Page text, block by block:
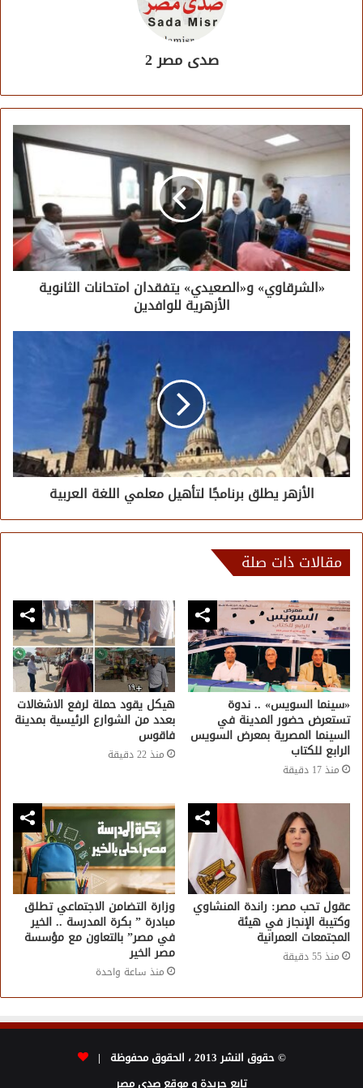
صدى مصر 2
«الشرقاوي» و«الصعيدي» يتفقدان امتحانات الثانوية
الأزهرية للوافدين
الأزهر يطلق برنامجًا لتأهيل معلمي اللغة العربية
مقالات ذات صلة
«سينما السويس» .. ندوة
تستعرض حضور المدينة في
السينما المصرية بمعرض السويس
الرابع للكتاب
منذ 17 دقيقة
هيكل يقود حملة لرفع الاشغالات
بعدد من الشوارع الرئيسية بمدينة
فاقوس
منذ 22 دقيقة
عقول تحب مصر: راندة المنشاوي
وكتيبة الإنجاز في هيئة
المجتمعات العمرانية
منذ 55 دقيقة
وزارة التضامن الاجتماعي تطلق
مبادرة ” بكرة المدرسة .. الخير
في مصر” بالتعاون مع مؤسسة
مصر الخير
منذ ساعة واحدة
© حقوق النشر 2013 ، الحقوق محفوظة |
تابع جريدة و موقع صدى مصر